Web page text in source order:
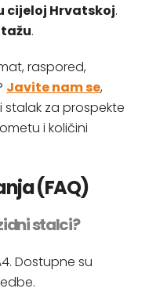
cijeloj Hrvatskoj.
.
raspored,
Javite nam se,
za prospekte
i količini
(FAQ)
stalci?
Dostupne su